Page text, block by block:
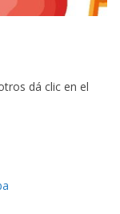
dá clic en el